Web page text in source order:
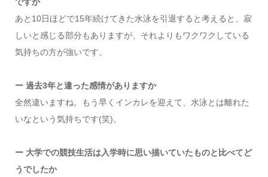
あと10日ほどで15年続けてきた水泳を引退すると考えると、寂
しいと感じる部分もありますが、それよりもワクワクしている
気持ちの方が強いです。
ー 過去3年と違った感情がありますか
全然違いますね。もう早くインカレを迎えて、水泳とは離れた
いなという気持ちです(笑)。
ー 大学での競技生活は入学時に思い描いていたものと比べてど
うでしたか